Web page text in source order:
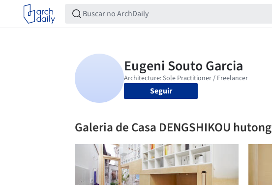
Seguir
Galeria de Casa DENGSHIKOU hutong